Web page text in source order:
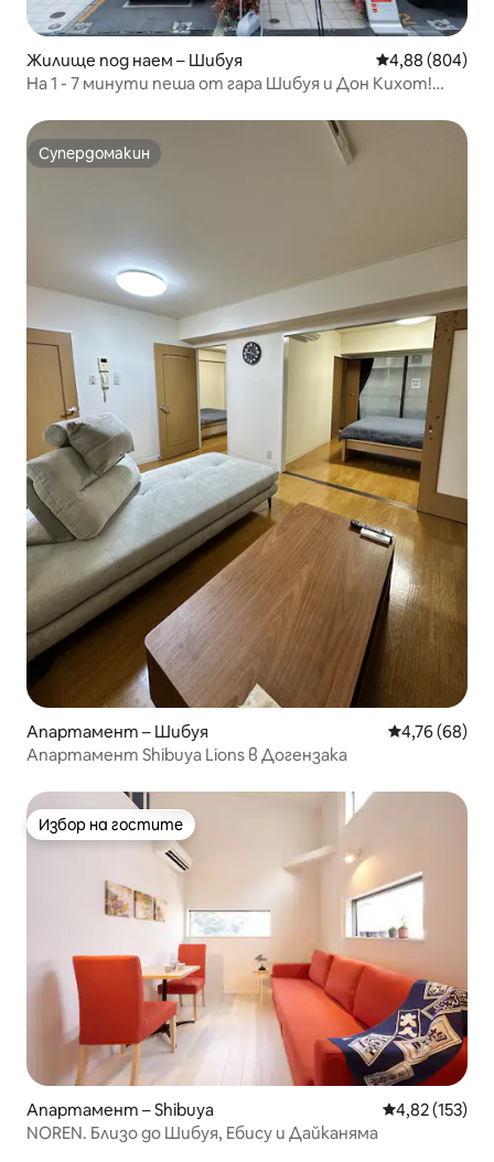
Жилище под наем – Шибуя Средна
4,88 (804)
На 1 - 7 минути пеша от гара Шибуя и Дон Кихот!
заведения в сърцето на гара Шибуя!
Супердомакин
Супердомакин
Апартамент – Шибуя Средна
4,76 (68)
Апартамент Shibuya Lions в Догензака
Избор на гостите
Избор на гостите
Апартамент – Shibuya Средна
4,82 (153)
NOREN. Близо до Шибуя, Ебису и Дайканяма